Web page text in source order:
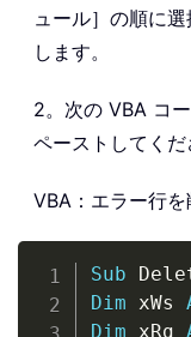
ュール］の順に
します。
2。次の VBA コ
ペーストしてくだ
VBA：エラー行を
Sub
Dim xWs
Dim xRg